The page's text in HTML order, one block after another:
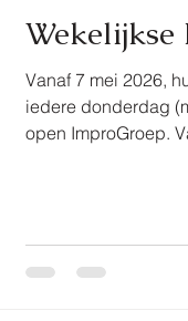
Wekelijkse
Vanaf 7 mei 2026,
iedere donderdag
open ImproGroep.